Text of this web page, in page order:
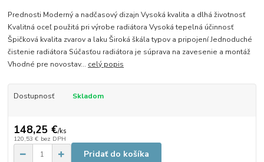
Prednosti Moderný a nadčasový dizajn Vysoká kvalita a dlhá životnosť
Kvalitná oceľ použitá pri výrobe radiátora Vysoká tepelná účinnosť
Špičková kvalita zvarov a laku Široká škála typov a pripojení Jednoduché
čistenie radiátora Súčasťou radiátora je súprava na zavesenie a montáž
Vhodné pre novostav... celý popis
Dostupnosť Skladom
148,25 €/ks
120,53 € bez DPH
Pridať do košíka